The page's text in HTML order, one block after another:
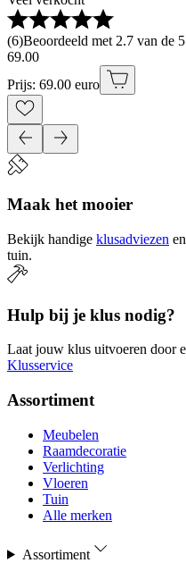
(6)Beoordeeld met 2.7 van de
69.00
Prijs: 69.00 euro
Maak het mooier
Bekijk handige klusadviezen en
tuin.
Hulp bij je klus nodig?
Laat jouw klus uitvoeren door
Klusservice
Assortiment
Meubelen
Raamdecoratie
Verlichting
Vloeren
Tuin
Alle merken
Assortiment